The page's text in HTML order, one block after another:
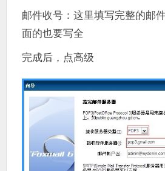
邮件收号：这里填写完整的邮
面的也要写全
完成后，点高级